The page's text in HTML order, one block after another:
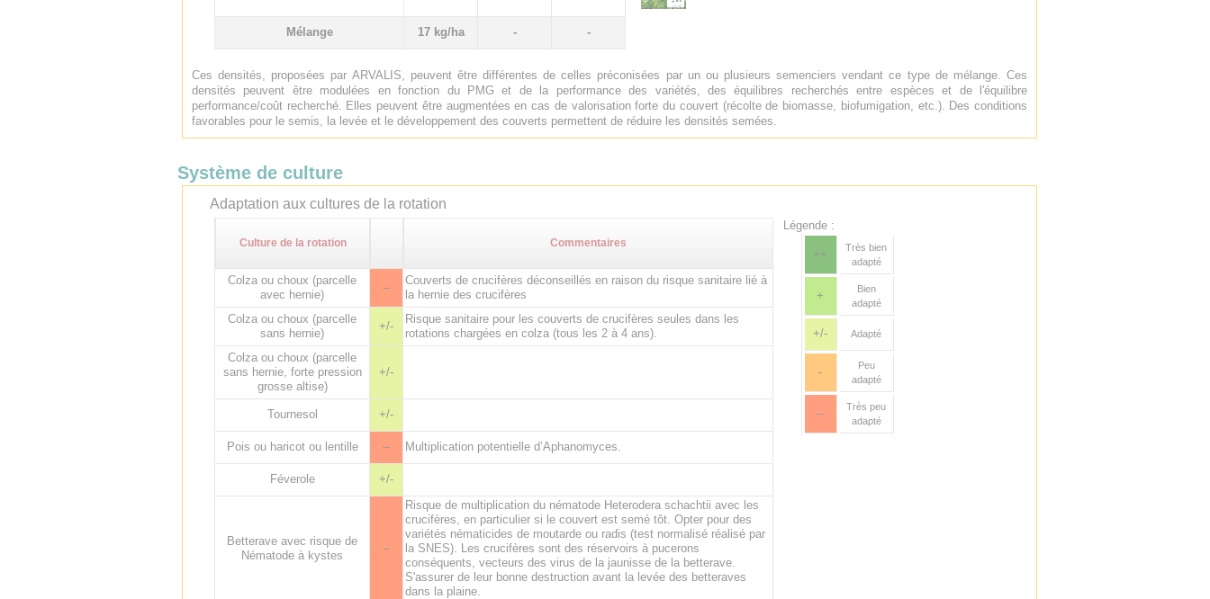
Mélange 17 kg/ha - -
Ces densités, proposées par ARVALIS, peuvent être différentes de celles préconisées par un ou plusieurs semenciers vendant ce type de mélange. Ces
densités peuvent être modulées en fonction du PMG et de la performance des variétés, des équilibres recherchés entre espèces et de l'équilibre
performance/coût recherché. Elles peuvent être augmentées en cas de valorisation forte du couvert (récolte de biomasse, biofumigation, etc.). Des conditions
favorables pour le semis, la levée et le développement des couverts permettent de réduire les densités semées.
Système de culture
Adaptation aux cultures de la rotation
Culture de la rotation Commentaires
Colza ou choux (parcelle
avec hernie)
--
Couverts de crucifères déconseillés en raison du risque sanitaire lié à
la hernie des crucifères
Colza ou choux (parcelle
sans hernie)
+/-
Risque sanitaire pour les couverts de crucifères seules dans les
rotations chargées en colza (tous les 2 à 4 ans).
Colza ou choux (parcelle
sans hernie, forte pression
grosse altise)
+/-
Tournesol +/-
Pois ou haricot ou lentille -- Multiplication potentielle d’Aphanomyces.
Féverole +/-
Betterave avec risque de
Nématode à kystes
--
Risque de multiplication du nématode Heterodera schachtii avec les
crucifères, en particulier si le couvert est semé tôt. Opter pour des
variétés nématicides de moutarde ou radis (test normalisé réalisé par
la SNES). Les crucifères sont des réservoirs à pucerons
conséquents, vecteurs des virus de la jaunisse de la betterave.
S'assurer de leur bonne destruction avant la levée des betteraves
dans la plaine.
Légende :
++
Très bien
adapté
+
Bien
adapté
+/- Adapté
-
Peu
adapté
--
Très peu
adapté